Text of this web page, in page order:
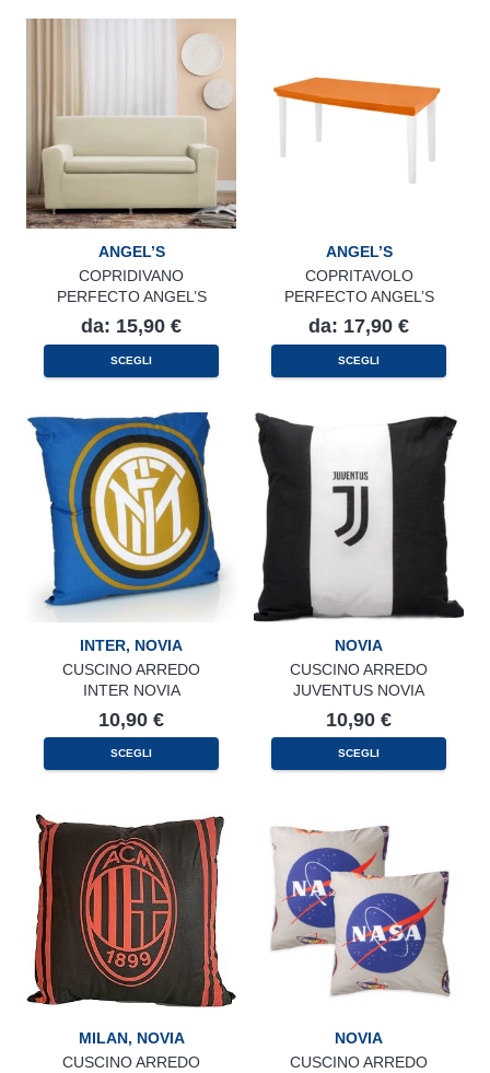
opzioni
nella
del
ANGEL’S
COPRIDIVANO
PERFECTO ANGEL’S
da: 15,90 €
SCEGLI
Questo
varianti.
possono
ANGEL’S
COPRITAVOLO
PERFECTO ANGEL’S
da: 17,90 €
SCEGLI
Questo
Le
opzioni
possono
scelte
pagina
del
prodotto
INTER, NOVIA
CUSCINO ARREDO
INTER NOVIA
10,90 €
SCEGLI
NOVIA
CUSCINO ARREDO
JUVENTUS NOVIA
10,90 €
SCEGLI
MILAN, NOVIA
CUSCINO ARREDO
NOVIA
CUSCINO ARREDO